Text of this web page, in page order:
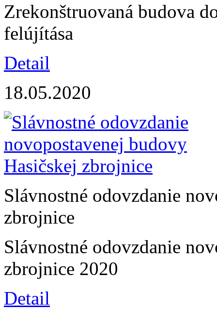
Zrekonštruovaná budova
felújítása
Detail
18.05.2020
Slávnostné odovzdanie
zbrojnice
Slávnostné odovzdanie
zbrojnice 2020
Detail